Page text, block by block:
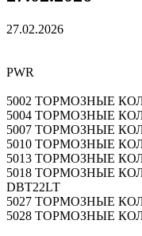
27.02.2026
PWR
5002 ТОРМОЗНЫЕ
5004 ТОРМОЗНЫЕ
5007 ТОРМОЗНЫЕ
5010 ТОРМОЗНЫЕ
5013 ТОРМОЗНЫЕ
5018 ТОРМОЗНЫЕ
DBT22LT
5027 ТОРМОЗНЫЕ
5028 ТОРМОЗНЫЕ